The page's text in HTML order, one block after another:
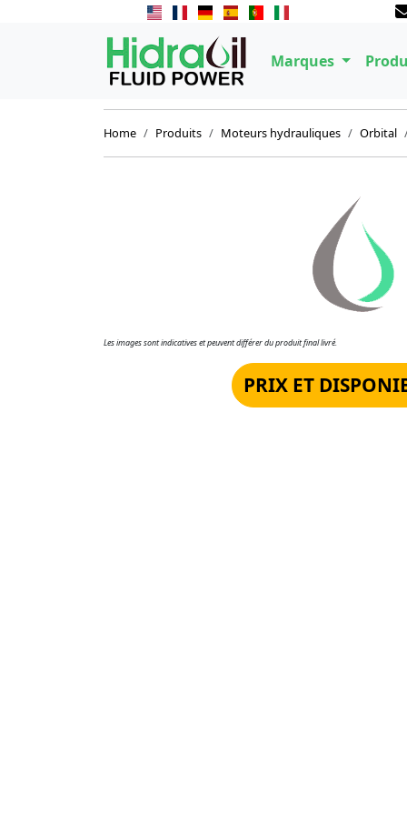
Marques
Home Produits Moteurs hydrauliques Orbital
Les images sont indicatives et peuvent différer du produit final livré.
PRIX ET